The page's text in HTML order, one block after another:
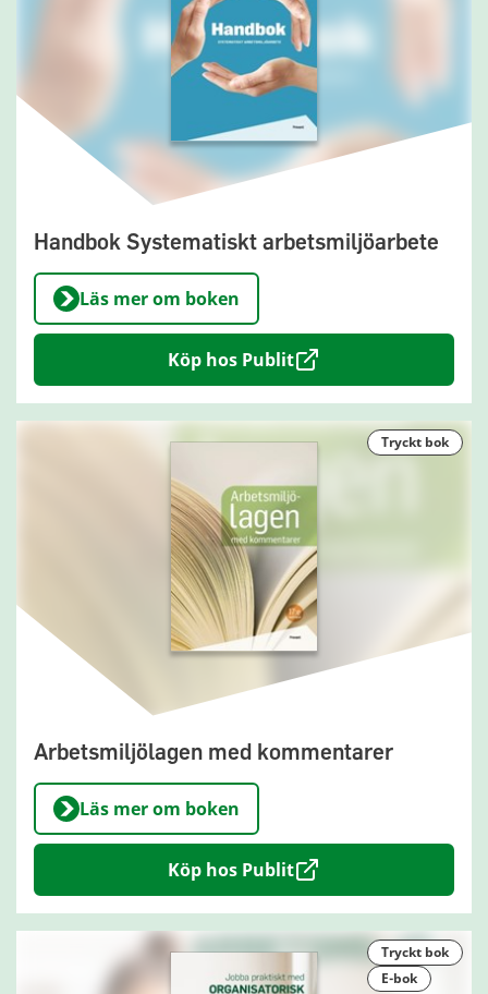
Handbok Systematiskt arbetsmiljöarbete
Läs mer om boken
Köp hos Publit
Arbetsmiljölagen med kommentarer
tryckt bok
Läs mer om boken
Köp hos Publit
tryckt bok
e-bok